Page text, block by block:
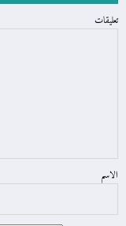
تعليقات
الاسم